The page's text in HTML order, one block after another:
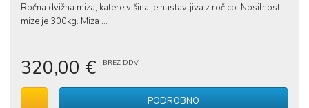
Ročna dvižna miza, katere višina je nastavljiva z ročico. Nosilnost
mize je 300kg. Miza ...
320,00 € BREZ DDV
PODROBNO